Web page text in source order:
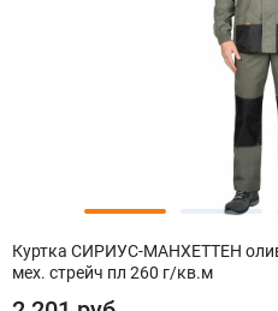
Куртка СИРИУС-МАНХЕТТЕН
мех. стрейч пл 260 г/кв.м